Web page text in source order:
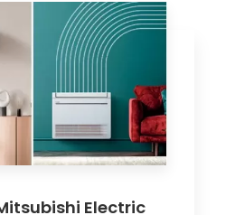
Electric